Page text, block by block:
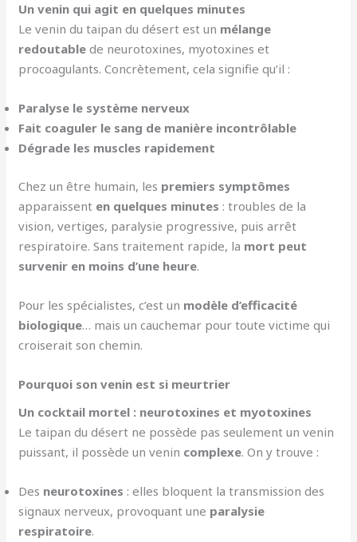
Un venin qui agit en quelques minutes
Le venin du taipan du désert est un mélange
redoutable de neurotoxines, myotoxines et
procoagulants. Concrètement, cela signifie qu’il :
Paralyse le système nerveux
Fait coaguler le sang de manière incontrôlable
Dégrade les muscles rapidement
Chez un être humain, les premiers symptômes
apparaissent en quelques minutes : troubles de la
vision, vertiges, paralysie progressive, puis arrêt
respiratoire. Sans traitement rapide, la mort peut
survenir en moins d’une heure.
Pour les spécialistes, c’est un modèle d’efficacité
biologique… mais un cauchemar pour toute victime qui
croiserait son chemin.
Pourquoi son venin est si meurtrier
Un cocktail mortel : neurotoxines et myotoxines
Le taipan du désert ne possède pas seulement un venin
puissant, il possède un venin complexe. On y trouve :
Des neurotoxines : elles bloquent la transmission des
signaux nerveux, provoquant une paralysie
respiratoire.